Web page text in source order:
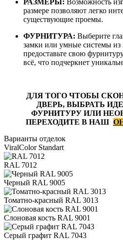
размере позволяют легко
существующие проемы.
ФУРНИТУРА: Выберите
замки или умные системы из
предоставьте свою
всё, что подчеркнет
ДЛЯ ТОГО ЧТОБЫ
ДВЕРЬ, ВЫБРАТЬ
ФУРНИТУРУ ИЛИ
ПЕРЕХОДИТЕ В НАШ
Варианты отделок
ViralColor Standart
RAL 7012
Черный RAL 9005
Томатно-красный RAL 3013
Слоновая кость RAL 9001
Серый графит RAL 7043